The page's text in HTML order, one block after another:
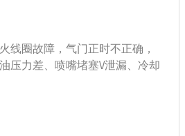
这些位置刚好和发动机的动力
的点火能量减少，进气效率下
动，加速无力。
部分是由于空气流量计、相关
线圈故障，气门正时不正确，
压力差、喷嘴堵塞\/泄漏、冷却
这种故障推荐到修理厂对怠速